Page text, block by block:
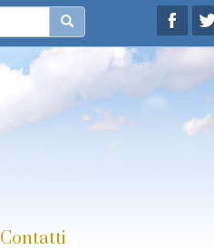
Contatti